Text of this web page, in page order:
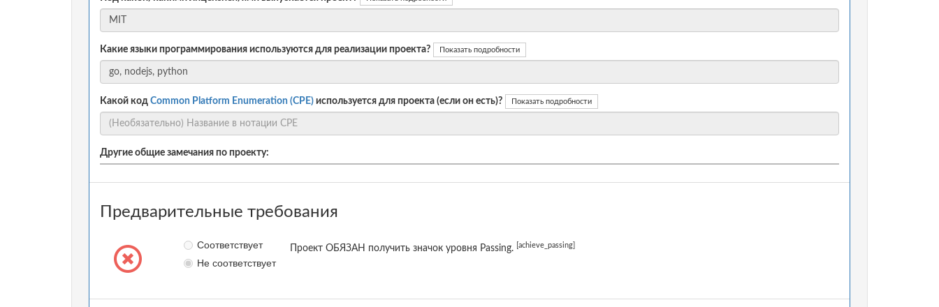
Какие языки программирования используются для реализации проекта? Показать подробности
Какой код Common Platform Enumeration (CPE) используется для проекта (если он есть)? Показать подробности
Другие общие замечания по проекту:
Предварительные требования
Соответствует
Не соответствует
Проект ОБЯЗАН получить значок уровня Passing. [achieve_passing]